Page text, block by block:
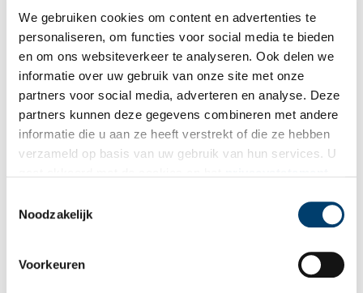
We gebruiken cookies om content en advertenties te
personaliseren, om functies voor social media te bieden
en om ons websiteverkeer te analyseren. Ook delen we
informatie over uw gebruik van onze site met onze
partners voor social media, adverteren en analyse. Deze
partners kunnen deze gegevens combineren met andere
informatie die u aan ze heeft verstrekt of die ze hebben
verzameld op basis van uw gebruik van hun services. U
Noodzakelijk
Voorkeuren
Aanvullingen
Vul deze informatie aan of geef een reactie.